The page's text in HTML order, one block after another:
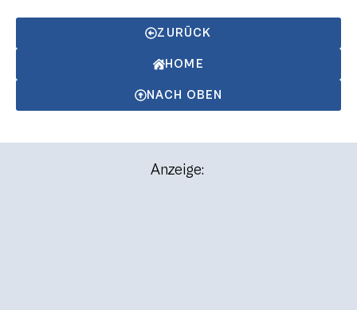
ZURÜCK
HOME
NACH OBEN
Anzeige: